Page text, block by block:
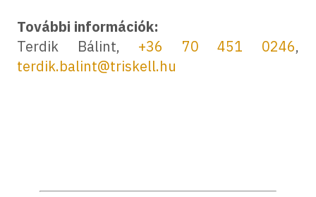
További információk:
Terdik Bálint, +36 70 451 0246,
terdik.balint@triskell.hu